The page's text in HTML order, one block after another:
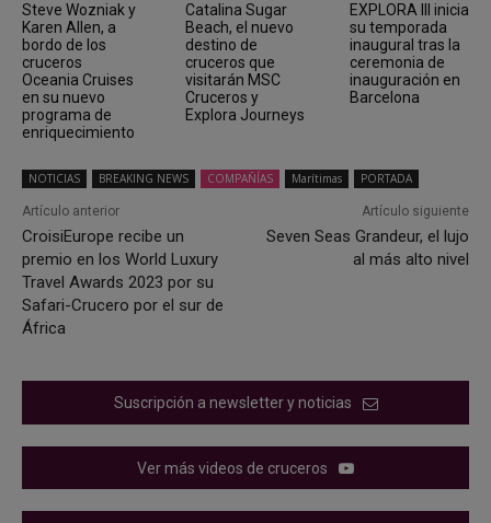
Steve Wozniak y
Karen Allen, a
bordo de los
cruceros
Oceania Cruises
en su nuevo
programa de
enriquecimiento
Catalina Sugar
Beach, el nuevo
destino de
cruceros que
visitarán MSC
Cruceros y
Explora Journeys
EXPLORA III inicia
su temporada
inaugural tras la
ceremonia de
inauguración en
Barcelona
NOTICIAS BREAKING NEWS COMPAÑÍAS Marítimas PORTADA
Artículo anterior
CroisiEurope recibe un
premio en los World Luxury
Travel Awards 2023 por su
Safari-Crucero por el sur de
África
Artículo siguiente
Seven Seas Grandeur, el lujo
al más alto nivel
Suscripción a newsletter y noticias
Ver más videos de cruceros